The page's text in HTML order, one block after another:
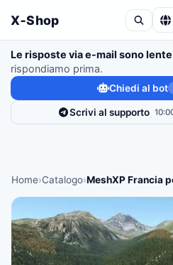
X‑Shop
Le risposte via e-mail sono lente
rispondiamo prima.
Chiedi al bot
Scrivi al supporto
Home›Catalogo›MeshXP Francia